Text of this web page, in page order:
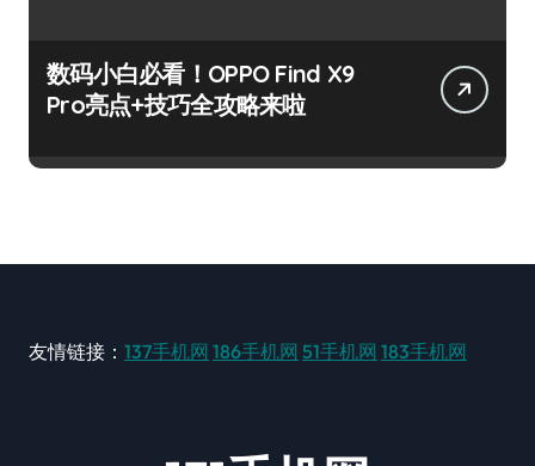
数码小白必看！OPPO Find X9
Pro亮点+技巧全攻略来啦
友情链接： 137手机网 186手机网 51手机网 183手机网